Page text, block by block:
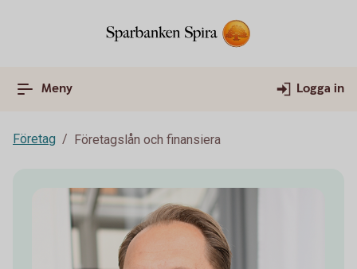
Meny Logga in
Företag Företagslån och finansiera